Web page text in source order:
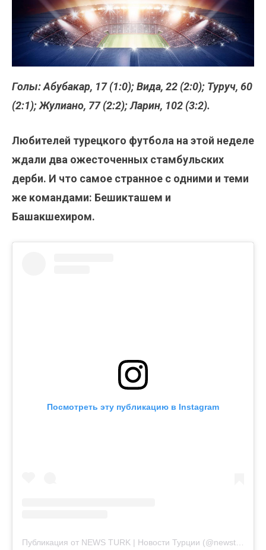
Голы: Абубакар, 17 (1:0); Вида, 22 (2:0); Туруч, 60
(2:1); Жулиано, 77 (2:2); Ларин, 102 (3:2).
Любителей турецкого футбола на этой неделе
ждали два ожесточенных стамбульских
дерби. И что самое странное с одними и теми
же командами: Бешикташем и
Башакшехиром.
Посмотреть эту публикацию в Instagram
Публикация от NEWS TURK | Новости Турции (@newsturkru)